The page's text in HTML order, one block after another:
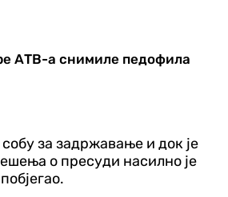
АТВ-а снимиле педофила
за задржавање и док је
о пресуди насилно је